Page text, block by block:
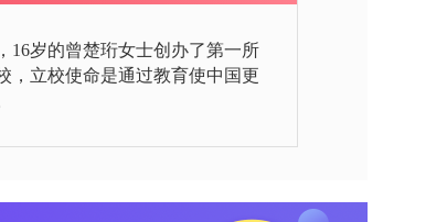
16岁的曾楚珩女士创办了第一所
，立校使命是通过教育使中国更